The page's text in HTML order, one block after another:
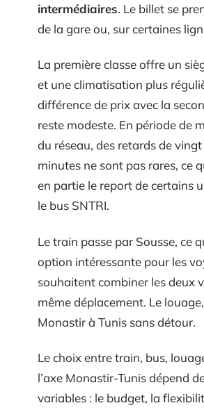
intermédiaires. Le billet se
de la gare ou, sur certaines
La première classe offre un
et une climatisation plus
différence de prix avec la
reste modeste. En période de
du réseau, des retards de
minutes ne sont pas rares, ce
en partie le report de certains
le bus SNTRI.
Le train passe par Sousse, ce
option intéressante pour les
souhaitent combiner les deux
même déplacement. Le
Monastir à Tunis sans détour.
Le choix entre train, bus,
l’axe Monastir-Tunis dépend
variables : le budget, la